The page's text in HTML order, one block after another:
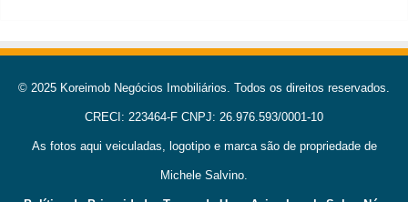
© 2025 Koreimob Negócios Imobiliários. Todos os direitos reservados.
CRECI: 223464-F CNPJ: 26.976.593/0001-10
As fotos aqui veiculadas, logotipo e marca são de propriedade de
Michele Salvino.